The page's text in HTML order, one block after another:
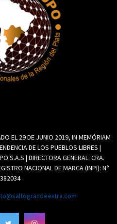
EL 29 DE JUNIO 2019, IN MEMÓRIAM
DE LOS PUEBLOS LIBRES |
S.A.S | DIRECTORA GENERAL: CRA.
NACIONAL DE MARCA (INPI): N°